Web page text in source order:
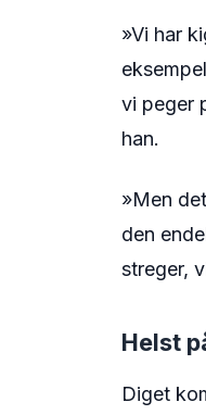
»Vi har
vi peger
han.
»Men
den
streger,
Helst
Diget